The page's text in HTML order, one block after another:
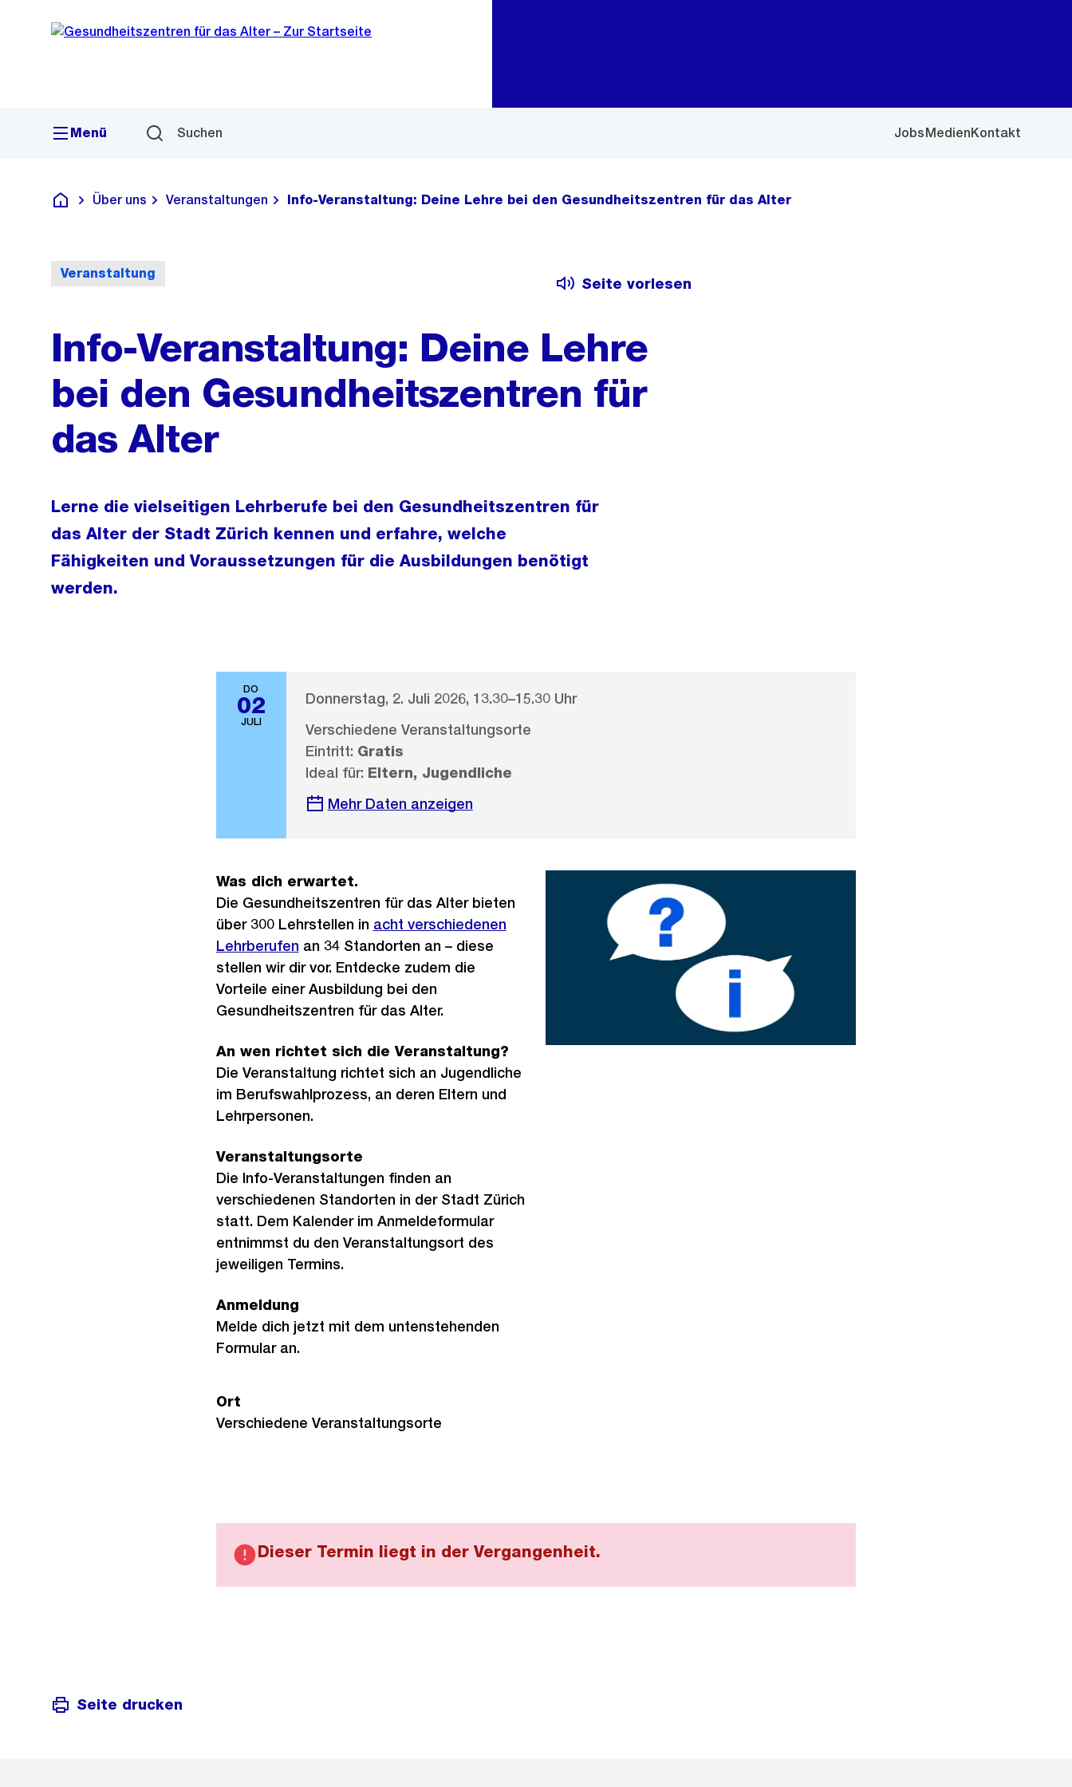
Navigation
Sprunglink
Menü Suchen JobsMedienKontakt
Gesundheitszentren für das Alter
Über uns Veranstaltungen Info-Veranstaltung: Deine Lehre bei den Gesundheitszentren für das Alter
Veranstaltung
Seite vorlesen
Info-Veranstaltung: Deine Lehre
bei den Gesundheitszentren für
das Alter
Lerne die vielseitigen Lehrberufe bei den Gesundheitszentren für
das Alter der Stadt Zürich kennen und erfahre, welche
Fähigkeiten und Voraussetzungen für die Ausbildungen benötigt
werden.
DO
02
JULI
Donnerstag, 2. Juli 2026, 13.30–15.30 Uhr
Verschiedene Veranstaltungsorte
Eintritt: Gratis
Ideal für: Eltern, Jugendliche
Mehr Daten anzeigen
Was dich erwartet.
Die Gesundheitszentren für das Alter bieten
über 300 Lehrstellen in acht verschiedenen
Lehrberufen an 34 Standorten an – diese
stellen wir dir vor. Entdecke zudem die
Vorteile einer Ausbildung bei den
Gesundheitszentren für das Alter.
An wen richtet sich die Veranstaltung?
Die Veranstaltung richtet sich an Jugendliche
im Berufswahlprozess, an deren Eltern und
Lehrpersonen.
Veranstaltungsorte
Die Info-Veranstaltungen finden an
verschiedenen Standorten in der Stadt Zürich
statt. Dem Kalender im Anmeldeformular
entnimmst du den Veranstaltungsort des
jeweiligen Termins.
Anmeldung
Melde dich jetzt mit dem untenstehenden
Formular an.
Ort
Verschiedene Veranstaltungsorte
Dieser Termin liegt in der Vergangenheit.
Seite drucken